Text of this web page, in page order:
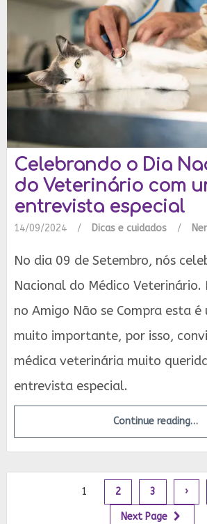
Celebrando o Dia
do Veterinário com
entrevista especial
14/09/2024 / Dicas e cuidados /
No dia 09 de Setembro, nós
Nacional do Médico Veterinário.
no Amigo Não se Compra esta
muito importante, por isso,
médica veterinária muito
entrevista especial.
Continue reading…
1 2 3 ›
Next Page